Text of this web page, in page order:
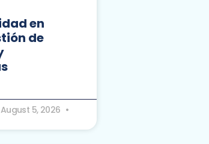
en
de
August 5, 2026